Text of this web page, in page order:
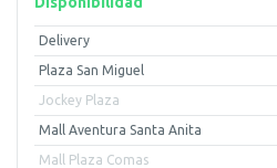
Delivery
Plaza San Miguel
Jockey Plaza
Mall Aventura Santa Anita
Mall Plaza Comas